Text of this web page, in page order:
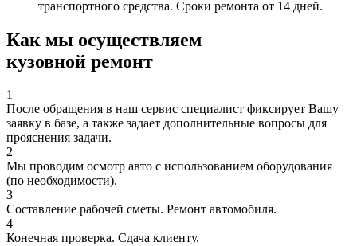
транспортного средства. Сроки ремонта от 14 дней.
Как мы осуществляем
кузовной ремонт
1
После обращения в наш сервис специалист фиксирует Вашу
заявку в базе, а также задает дополнительные вопросы для
прояснения задачи.
2
Мы проводим осмотр авто с использованием оборудования
(по необходимости).
3
Составление рабочей сметы. Ремонт автомобиля.
4
Конечная проверка. Сдача клиенту.